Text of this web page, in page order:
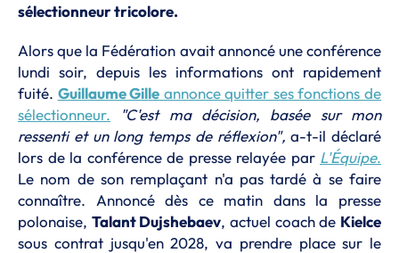
sélectionneur tricolore.
Alors que la Fédération avait annoncé une conférence
lundi soir, depuis les informations ont rapidement
fuité. Guillaume Gille annonce quitter ses fonctions de
sélectionneur.
"C'est ma décision, basée sur mon
ressenti et un long temps de réflexion", a-t-il déclaré
lors de la conférence de presse relayée par L'Équipe.
Le nom de son remplaçant n'a pas tardé à se faire
connaître. Annoncé dès ce matin dans la presse
polonaise, Talant Dujshebaev, actuel coach de Kielce
sous contrat jusqu'en 2028, va prendre place sur le